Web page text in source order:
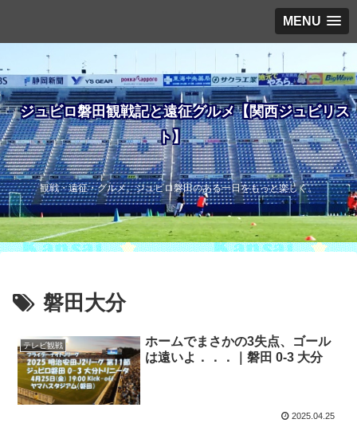
MENU
ジュビロ磐田観戦記と遠征グルメ【関西ジュビリス
ト】
観戦・遠征・グルメ。ジュビロ磐田のある一日をもっと楽しく。
磐田大分
テレビ観戦
ホームでまさかの3失点、ゴール
は遠いよ．．．｜磐田 0-3 大分
2025.04.25